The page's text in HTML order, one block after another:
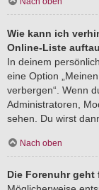
Wie kann ich
Online-Liste
In deinem
eine Option
verbergen“. Wenn
Administratoren,
sehen. Du wirst
Nach oben
Die Forenuhr geht